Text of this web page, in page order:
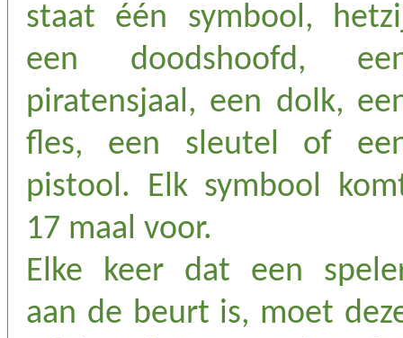
staat één symbool,
een doodshoofd,
piratensjaal, een dolk,
fles, een sleutel of
pistool. Elk symbool
17 maal voor.
Elke keer dat een
aan de beurt is, moet